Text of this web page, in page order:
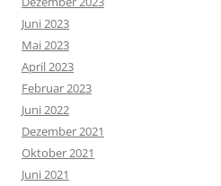
Juni 2023
Mai 2023
April 2023
Februar 2023
Juni 2022
Dezember 2021
Oktober 2021
Juni 2021